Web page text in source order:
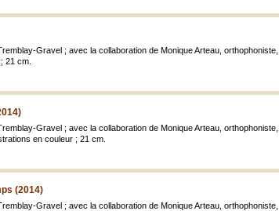
Gravel ; avec la collaboration de Monique Arteau, orthophoniste,
21 cm.
Gravel ; avec la collaboration de Monique Arteau, orthophoniste,
en couleur ; 21 cm.
(2014)
Gravel ; avec la collaboration de Monique Arteau, orthophoniste,